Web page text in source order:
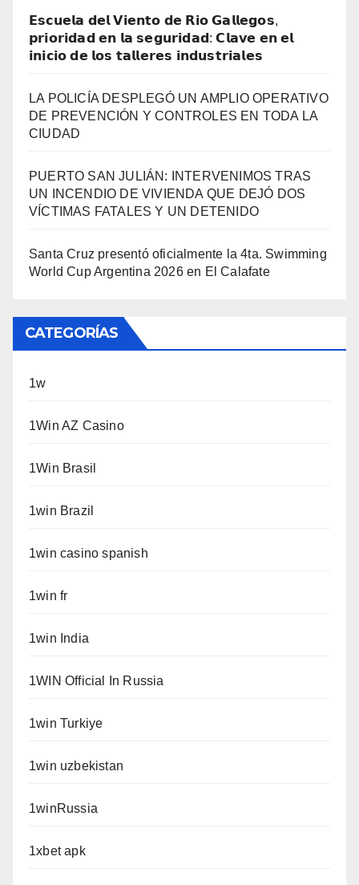
𝗘𝘀𝗰𝘂𝗲𝗹𝗮 𝗱𝗲𝗹 𝗩𝗶𝗲𝗻𝘁𝗼 𝗱𝗲 𝗥𝗶𝗼 𝗚𝗮𝗹𝗹𝗲𝗴𝗼𝘀,
𝗽𝗿𝗶𝗼𝗿𝗶𝗱𝗮𝗱 𝗲𝗻 𝗹𝗮 𝘀𝗲𝗴𝘂𝗿𝗶𝗱𝗮𝗱: 𝗖𝗹𝗮𝘃𝗲 𝗲𝗻 𝗲𝗹
𝗶𝗻𝗶𝗰𝗶𝗼 𝗱𝗲 𝗹𝗼𝘀 𝘁𝗮𝗹𝗹𝗲𝗿𝗲𝘀 𝗶𝗻𝗱𝘂𝘀𝘁𝗿𝗶𝗮𝗹𝗲𝘀
LA POLICÍA DESPLEGÓ UN AMPLIO OPERATIVO
DE PREVENCIÓN Y CONTROLES EN TODA LA
CIUDAD
PUERTO SAN JULIÁN: INTERVENIMOS TRAS
UN INCENDIO DE VIVIENDA QUE DEJÓ DOS
VÍCTIMAS FATALES Y UN DETENIDO
Santa Cruz presentó oficialmente la 4ta. Swimming
World Cup Argentina 2026 en El Calafate
CATEGORÍAS
1w
1Win AZ Casino
1Win Brasil
1win Brazil
1win casino spanish
1win fr
1win India
1WIN Official In Russia
1win Turkiye
1win uzbekistan
1winRussia
1xbet apk